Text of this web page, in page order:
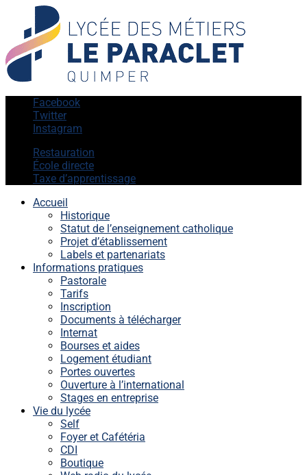
Facebook
Twitter
Instagram
Restauration
École directe
Taxe d’apprentissage
Accueil
Historique
Statut de l’enseignement catholique
Projet d’établissement
Labels et partenariats
Informations pratiques
Pastorale
Tarifs
Inscription
Documents à télécharger
Internat
Bourses et aides
Logement étudiant
Portes ouvertes
Ouverture à l’international
Stages en entreprise
Vie du lycée
Self
Foyer et Cafétéria
CDI
Boutique